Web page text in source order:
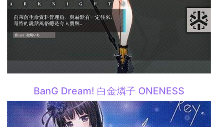
BanG Dream! 白金燐子 ONENESS